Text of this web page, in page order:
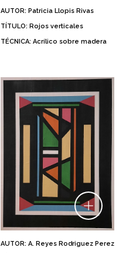
AUTOR: Patricia Llopis Rivas
TÍTULO: Rojos verticales
TÉCNICA: Acrílico sobre madera
AUTOR: A. Reyes Rodriguez Perez